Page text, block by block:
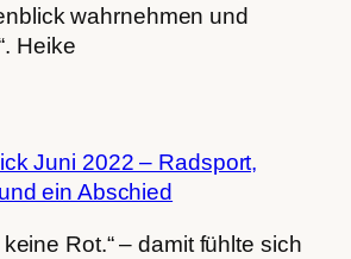
wahrnehmen und
Heike
Juni 2022 – Radsport,
ein Abschied
Rot.“ – damit fühlte sich